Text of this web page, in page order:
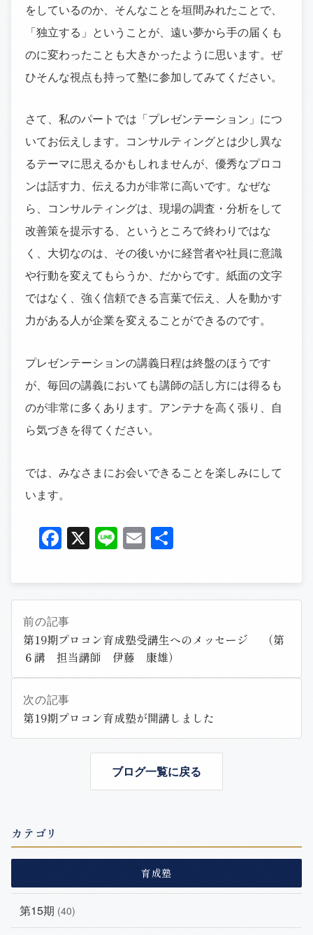
をしているのか、そんなことを垣間みれたことで、
「独立する」ということが、遠い夢から手の届くも
のに変わったことも大きかったように思います。ぜ
ひそんな視点も持って塾に参加してみてください。
さて、私のパートでは「プレゼンテーション」につ
いてお伝えします。コンサルティングとは少し異な
るテーマに思えるかもしれませんが、優秀なプロコ
ンは話す力、伝える力が非常に高いです。なぜな
ら、コンサルティングは、現場の調査・分析をして
改善策を提示する、というところで終わりではな
く、大切なのは、その後いかに経営者や社員に意識
や行動を変えてもらうか、だからです。紙面の文字
ではなく、強く信頼できる言葉で伝え、人を動かす
力がある人が企業を変えることができるのです。
プレゼンテーションの講義日程は終盤のほうです
が、毎回の講義においても講師の話し方には得るも
のが非常に多くあります。アンテナを高く張り、自
ら気づきを得てください。
では、みなさまにお会いできることを楽しみにして
います。
Facebook
X LineEmail
前の記事
第19期プロコン育成塾受講生へのメッセージ （第
６講 担当講師 伊藤 康雄）
次の記事
第19期プロコン育成塾が開講しました
ブログ一覧に戻る
カテゴリ
育成塾
第15期 (40)